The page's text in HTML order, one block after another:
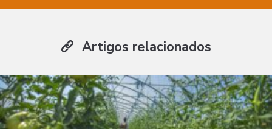
Artigos relacionados